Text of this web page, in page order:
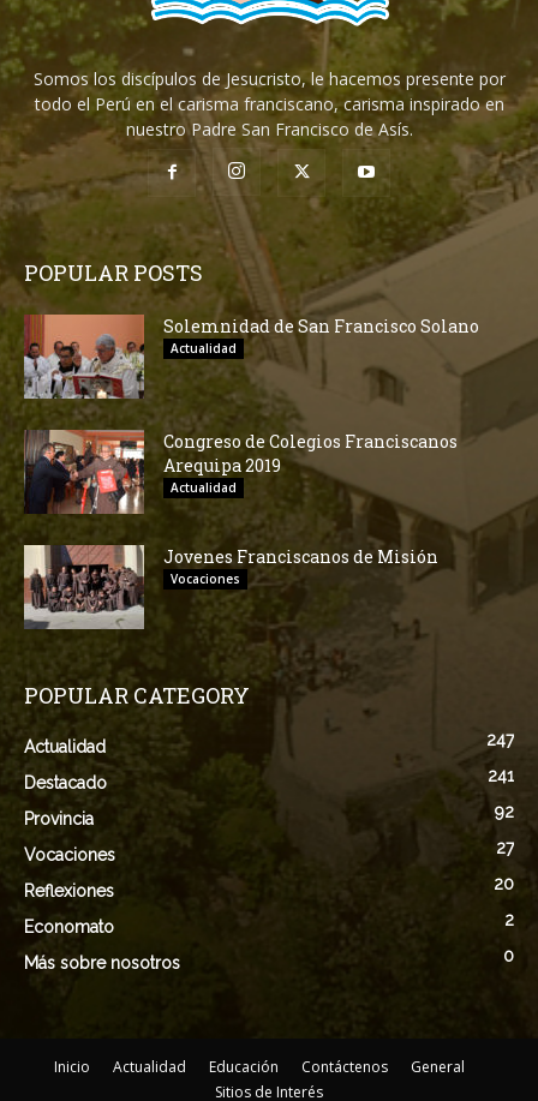
Somos los discípulos de Jesucristo, le hacemos presente por
todo el Perú en el carisma franciscano, carisma inspirado en
nuestro Padre San Francisco de Asís.
POPULAR POSTS
Solemnidad de San Francisco Solano
Actualidad
Congreso de Colegios Franciscanos
Arequipa 2019
Actualidad
Jovenes Franciscanos de Misión
Vocaciones
POPULAR CATEGORY
Actualidad 247
Destacado 241
Provincia 92
Vocaciones 27
Reflexiones 20
Economato 2
Más sobre nosotros 0
Inicio Actualidad Educación Contáctenos
General
Sitios de Interés